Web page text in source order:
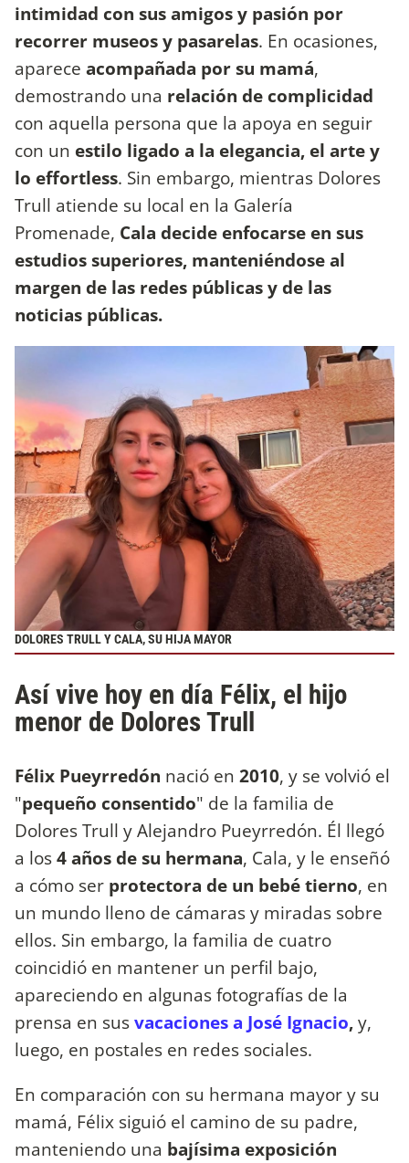
intimidad con sus amigos y pasión por
recorrer museos y pasarelas. En ocasiones,
aparece acompañada por su mamá,
demostrando una relación de complicidad
con aquella persona que la apoya en seguir
con un estilo ligado a la elegancia, el arte y
lo effortless. Sin embargo, mientras Dolores
Trull atiende su local en la Galería
Promenade, Cala decide enfocarse en sus
estudios superiores, manteniéndose al
margen de las redes públicas y de las
noticias públicas.
DOLORES TRULL Y CALA, SU HIJA MAYOR
Así vive hoy en día Félix, el hijo
menor de Dolores Trull
Félix Pueyrredón nació en 2010, y se volvió el
"pequeño consentido" de la familia de
Dolores Trull y Alejandro Pueyrredón. Él llegó
a los4 años de su hermana, Cala, y le enseñó
a cómo ser protectora de un bebé tierno, en
un mundo lleno de cámaras y miradas sobre
ellos. Sin embargo, la familia de cuatro
coincidió en mantener un perfil bajo,
apareciendo en algunas fotografías de la
prensa en susvacaciones a José Ignacio,y,
luego, en postales en redes sociales.
En comparación con su hermana mayor y su
mamá, Félix siguió el camino de su padre,
manteniendo una bajísima exposición